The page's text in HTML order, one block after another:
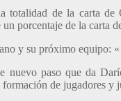
totalidad de la carta
porcentaje de la carta
y su próximo equipo: «
nuevo paso que da
de jugadores y